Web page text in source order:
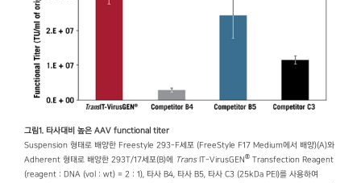
그림1. 타사대비 높은 AAV functional titer
Suspension 형태로 배양한 Freestyle 293-F세포 (FreeStyle F17 Medium에서 배양)(A)와
Adherent 형태로 배양한 293T/17세포(B)에
TransIT-VirusGEN® Transfection Reagent
(reagent : DNA (vol : wt) = 2 : 1), 타사 B4, 타사 B5, 타사 C3 (25kDa PEI)를 사용하여